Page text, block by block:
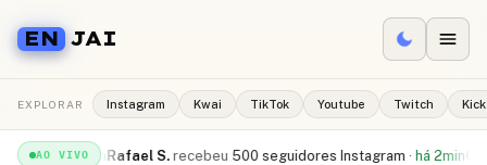
EN JAI
EXPLORAR Instagram Kwai TikTok Youtube Twitch Kick
AO VIVO
·há 1minRafael S. recebeu 500 seguidores Instagram ·há 2min